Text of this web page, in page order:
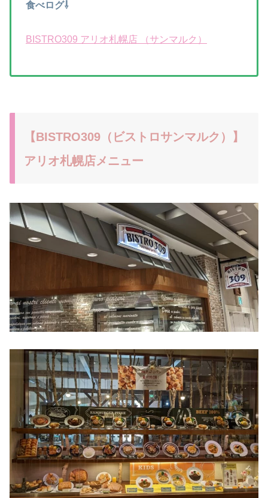
食べログ⇩
BISTRO309 アリオ札幌店 （サンマルク）
【BISTRO309（ビストロサンマルク）】
アリオ札幌店メニュー